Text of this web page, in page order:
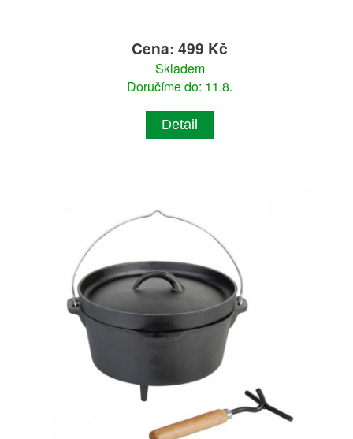
Cena: 499 Kč
Skladem
Doručíme do: 11.8.
Detail